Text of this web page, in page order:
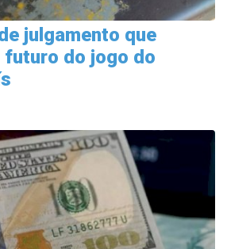
julgamento que
do jogo do